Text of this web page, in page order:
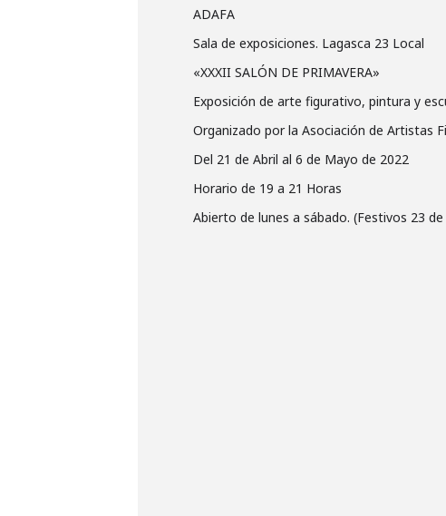
ADAFA
Sala de exposiciones. Lagasca 23 Local
«XXXII SALÓN DE PRIMAVERA»
Exposición de arte figurativo, pintura y
Organizado por la Asociación de Artistas
Del 21 de Abril al 6 de Mayo de 2022
Horario de 19 a 21 Horas
Abierto de lunes a sábado. (Festivos 23